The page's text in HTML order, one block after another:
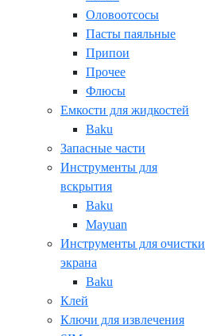
Оловоотсосы
Пасты паяльные
Припои
Прочее
Флюсы
Емкости для жидкостей
Baku
Запасные части
Инструменты для
вскрытия
Baku
Mayuan
Инструменты для очистки
экрана
Baku
Клей
Ключи для извлечения